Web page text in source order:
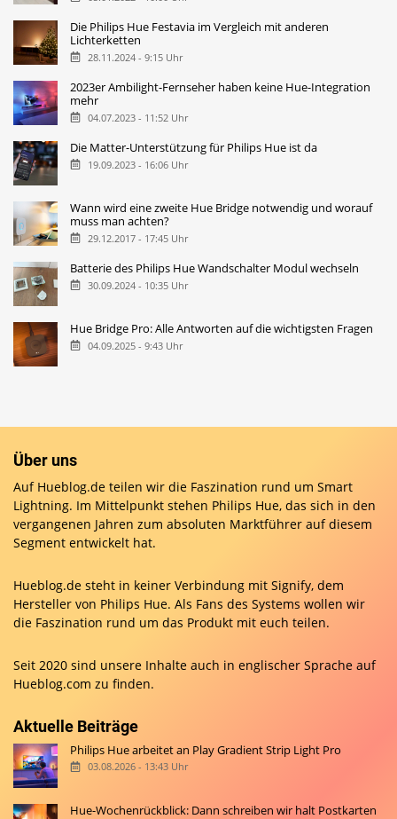
Die Philips Hue Festavia im Vergleich mit anderen
Lichterketten
28.11.2024 - 9:15 Uhr
2023er Ambilight-Fernseher haben keine Hue-Integration
mehr
04.07.2023 - 11:52 Uhr
Die Matter-Unterstützung für Philips Hue ist da
19.09.2023 - 16:06 Uhr
Wann wird eine zweite Hue Bridge notwendig und worauf
muss man achten?
29.12.2017 - 17:45 Uhr
Batterie des Philips Hue Wandschalter Modul wechseln
30.09.2024 - 10:35 Uhr
Hue Bridge Pro: Alle Antworten auf die wichtigsten Fragen
04.09.2025 - 9:43 Uhr
Über uns
Auf Hueblog.de teilen wir die Faszination rund um Smart
Lightning. Im Mittelpunkt stehen Philips Hue, das sich in den
vergangenen Jahren zum absoluten Marktführer auf diesem
Segment entwickelt hat.
Hueblog.de steht in keiner Verbindung mit Signify, dem
Hersteller von Philips Hue. Als Fans des Systems wollen wir
die Faszination rund um das Produkt mit euch teilen.
Seit 2020 sind unsere Inhalte auch in englischer Sprache auf
Hueblog.com zu finden.
Aktuelle Beiträge
Philips Hue arbeitet an Play Gradient Strip Light Pro
03.08.2026 - 13:43 Uhr
Hue-Wochenrückblick: Dann schreiben wir halt Postkarten